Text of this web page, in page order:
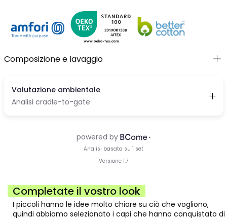
diversi capi per creare look allegri e comodi.
Composizione e lavaggio
Completate il vostro look
I piccoli hanno le idee molto chiare su ciò che vogliono,
quindi abbiamo selezionato i capi che hanno conquistato di